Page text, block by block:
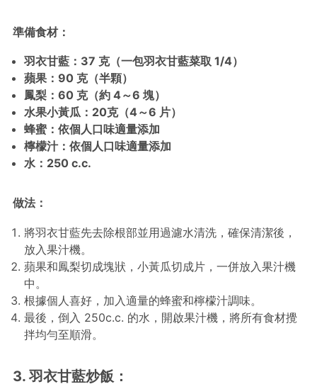
準備食材：
羽衣甘藍： 37 克（一包羽衣甘藍菜取 1/4）
蘋果： 90 克（半顆）
鳳梨： 60 克（約 4 ～6 塊）
水果小黃瓜： 20克（4 ～6 片）
蜂蜜：依個人口味適量添加
檸檬汁：依個人口味適量添加
水： 250 c.c.
做法：
將羽衣甘藍先去除根部並用過濾水清洗，確保清潔後，
放入果汁機。
蘋果和鳳梨切成塊狀，小黃瓜切成片，一併放入果汁機
中。
根據個人喜好，加入適量的蜂蜜和檸檬汁調味。
最後，倒入 250c.c. 的水，開啟果汁機，將所有食材攪
拌均勻至順滑。
3. 羽衣甘藍炒飯：